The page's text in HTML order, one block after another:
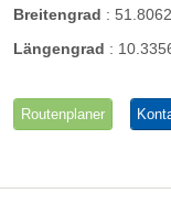
Breitengrad :
Längengrad :
Routenplaner